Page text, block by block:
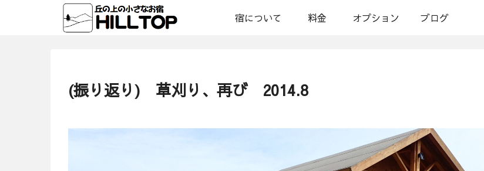
宿について 料金 オプション ブログ
(振り返り) 草刈り、再び 2014.8